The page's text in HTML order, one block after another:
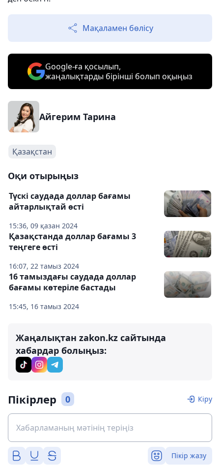
Мақаламен бөлісу
Google-ға қосылып,
жаңалықтарды бірінші болып оқыңыз
Айгерим Тарина
Қазақстан
Оқи отырыңыз
15:36, 09 қазан 2024
Түскі саудада доллар бағамы
айтарлықтай өсті
16:07, 22 тамыз 2024
Қазақстанда доллар бағамы 3
теңгеге өсті
15:45, 16 тамыз 2024
16 тамыздағы саудада доллар
бағамы көтеріле бастады
Жаңалықтан zakon.kz сайтында
хабардар болыңыз:
Пікірлер 0 Кіру
Пікір жазу